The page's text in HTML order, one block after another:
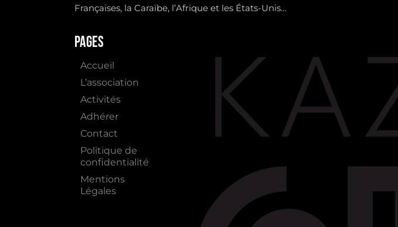
Françaises, la Caraïbe, l’Afrique et les États-Unis…
Pages
Accueil
L’association
Activités
Adhérer
Contact
Politique de
confidentialité
Mentions
Légales